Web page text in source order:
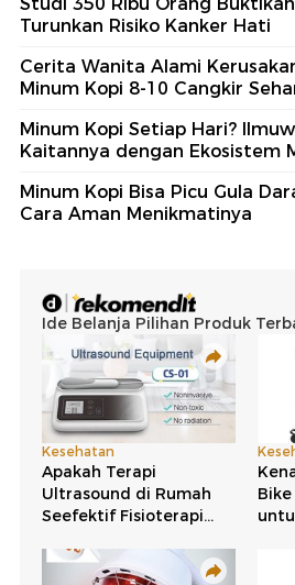
Turunkan Risiko Kanker Hati
Cerita Wanita Alami
Minum Kopi 8-10 Cangkir
Minum Kopi Setiap Hari?
Kaitannya dengan Ekosistem
Minum Kopi Bisa Picu Gula
Cara Aman Menikmatinya